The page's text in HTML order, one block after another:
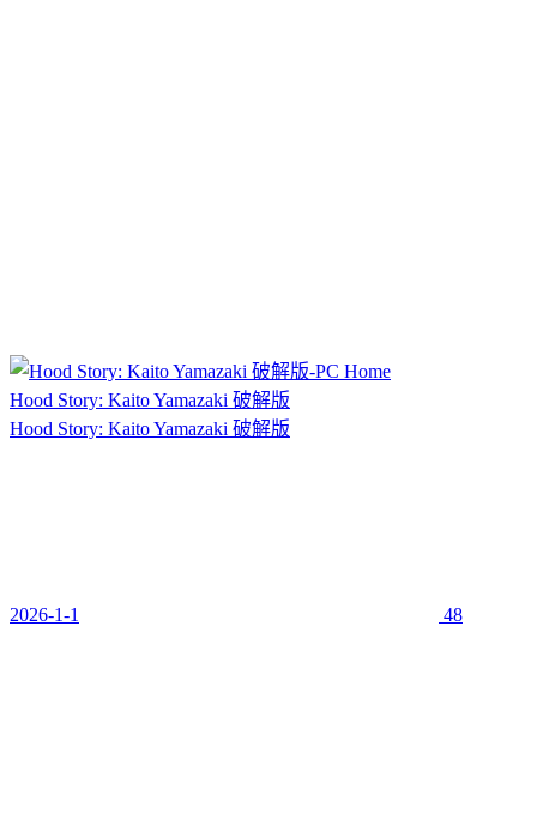
Hood Story: Kaito Yamazaki 破解版
Hood Story: Kaito Yamazaki 破解版
2026-1-1 48